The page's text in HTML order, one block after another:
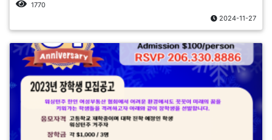
1770
2024-11-27